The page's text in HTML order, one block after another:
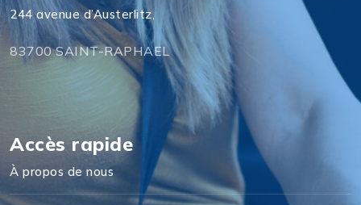
244 avenue d’Austerlitz,
83700 SAINT-RAPHAEL
Accès rapide
À propos de nous